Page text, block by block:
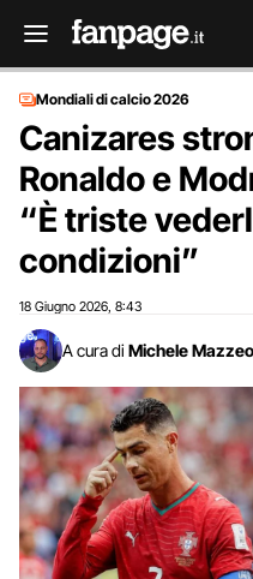
Mondiali di calcio 2026
Canizares
Ronaldo e
“È triste
condizioni”
18 Giugno 2026 8:43
A cura di Michele Mazzeo